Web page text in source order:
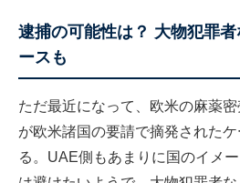
逮捕の可能性は？ 大物犯罪
ースも
ただ最近になって、欧米の麻薬
が欧米諸国の要請で摘発された
る。UAE側もあまりに国のイメ